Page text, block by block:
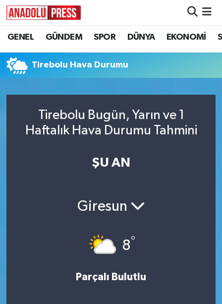
GENEL GÜNDEM SPOR DÜNYA EKONOMİ
Tirebolu Hava Durumu
Tirebolu Bugün, Yarın ve 1
Haftalık Hava Durumu Tahmini
ŞU AN
Giresun
8°
Parçalı Bulutlu
Nöbetçi Eczaneler
Hava Durumu
Trafik Durumu